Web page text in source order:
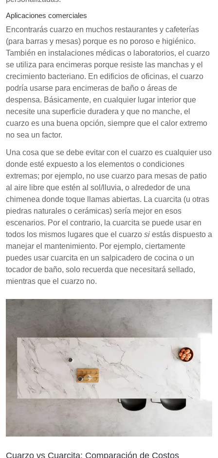
Aplicaciones comerciales
Encontrarás cuarzo en muchos restaurantes y cafeterías
(para barras y mesas) porque es no poroso e higiénico.
También en instalaciones médicas o laboratorios, el cuarzo
se utiliza para encimeras porque resiste las manchas y el
crecimiento bacteriano. En edificios de oficinas, el cuarzo
podría usarse para encimeras de baño o áreas de
despensa. Básicamente, en cualquier lugar interior que
necesite una superficie duradera y que no manche, el
cuarzo es una buena opción, siempre que el calor extremo
no sea un factor.
Una cosa que se debe evitar con el cuarzo es cualquier uso
donde esté expuesto a los elementos o condiciones
extremas; por ejemplo, no use cuarzo para mesas de patio
al aire libre que estén al sol/lluvia, o alrededor de una
chimenea donde toque llamas abiertas. La cuarcita (u otras
piedras naturales o cerámicas) sería mejor en esos
escenarios. Por el contrario, la cuarcita se puede usar en
todos los mismos lugares que el cuarzo si estás dispuesto a
manejar el mantenimiento. Por ejemplo, ciertamente
puedes usar cuarcita en un salpicadero de cocina o un
tocador de baño, solo recuerda que necesitará sellado,
mientras que el cuarzo no.
Cuarzo vs Cuarcita: Comparación de Costos